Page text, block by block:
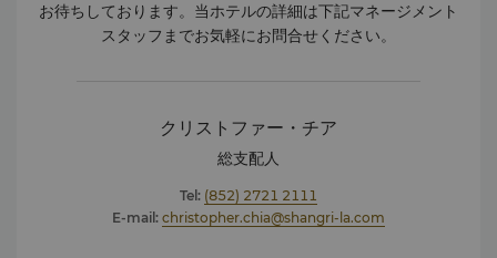
お待ちしております。当ホテルの詳細は下記マネージメント
スタッフまでお気軽にお問合せください。
クリストファー・チア
総支配人
Tel: (852) 2721 2111
E-mail: christopher.chia@shangri-la.com